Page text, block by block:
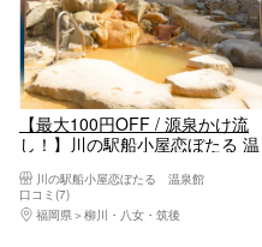
【最大100円OFF / 源泉かけ流
し！】川の駅船小屋恋ぼたる 温
川の駅船小屋恋ぼたる 温泉館
口コミ(7)
福岡県
柳川・八女・筑後